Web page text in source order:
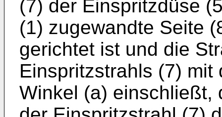
(7) der Einspritzdüse
(1) zugewandte Seite
gerichtet ist und die
Einspritzstrahls (7)
Winkel (a) einschließt,